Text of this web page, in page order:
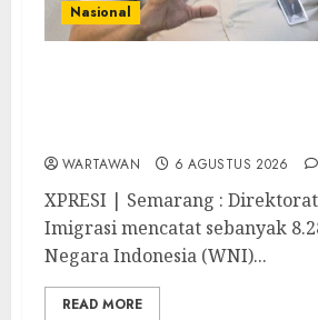
Nasional
WARTAWAN 6 AGUSTUS 2026
XPRESI | Semarang :
Imigrasi mencatat sebanyak
Negara Indonesia (WNI)...
READ MORE